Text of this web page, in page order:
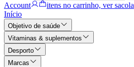
Account
itens no carrinho, ver sacola
Início
Objetivo de saúde
Vitaminas & suplementos
Desporto
Marcas